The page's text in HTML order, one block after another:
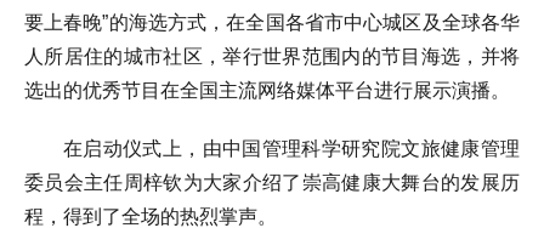
要上春晚”的海选方式，在全国各省市中心城区及全球各华
人所居住的城市社区，举行世界范围内的节目海选，并将
选出的优秀节目在全国主流网络媒体平台进行展示演播。
在启动仪式上，由中国管理科学研究院文旅健康管理
委员会主任周梓钦为大家介绍了崇高健康大舞台的发展历
程，得到了全场的热烈掌声。